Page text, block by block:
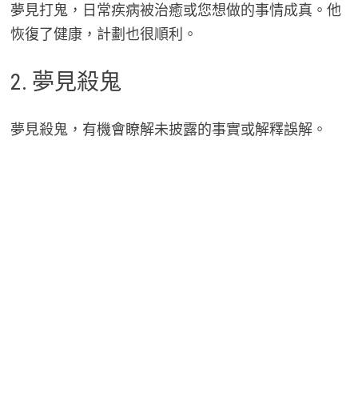
夢見打鬼，日常疾病被治癒或您想做的事情成真。他
恢復了健康，計劃也很順利。
2. 夢見殺鬼
夢見殺鬼，有機會瞭解未披露的事實或解釋誤解。